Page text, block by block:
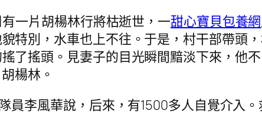
一片胡楊林行將枯逝世，一甜心寶貝包養網
特別，水車也上不往。于是，村干部帶頭
了搖頭。見妻子的目光瞬間黯淡下來，他
楊林。
員李風華說，后來，有1500多人自覺介入